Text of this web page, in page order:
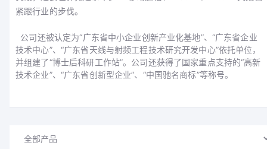
紧跟行业的步伐。
公司还被认定为“广东省中小企业创新产业化基地”、“广东省企业
技术中心”、“广东省天线与射频工程技术研究开发中心”依托单位，
并组建了“博士后科研工作站”。公司还获得了国家重点支持的“高新
技术企业”、“广东省创新型企业”、“中国驰名商标”等称号。